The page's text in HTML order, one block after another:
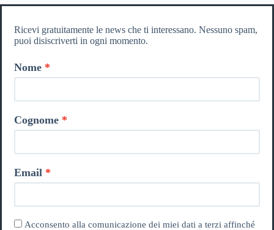
Ricevi gratuitamente le news che ti interessano. Nessuno spam,
puoi disiscriverti in ogni momento.
Nome
Cognome
Email
Acconsento alla comunicazione dei miei dati a terzi affinché